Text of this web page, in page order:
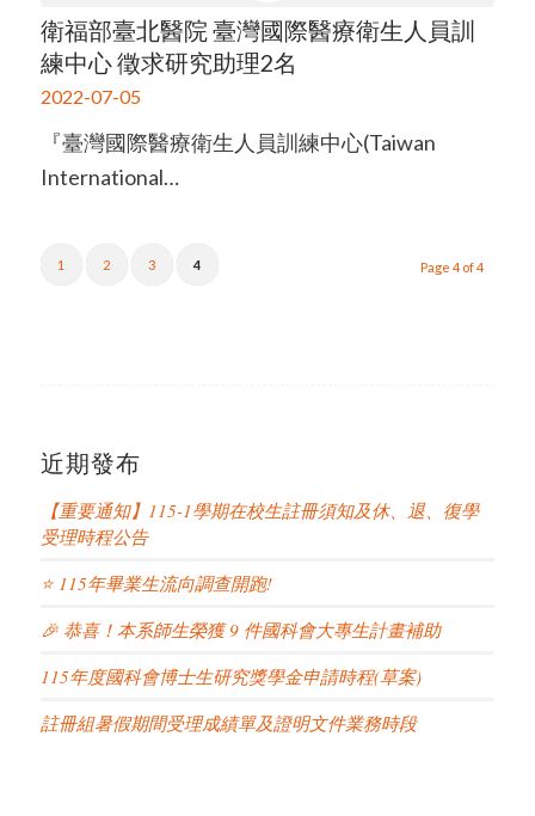
衛福部臺北醫院 臺灣國際醫療衛生人員訓
練中心 徵求研究助理2名
2022-07-05
『臺灣國際醫療衛生人員訓練中心(Taiwan
International…
Page 4 of 4
1 2 3 4
近期發布
【重要通知】115-1學期在校生註冊須知及休、退、復學
受理時程公告
⭐ 115年畢業生流向調查開跑!
🎉 恭喜！本系師生榮獲 9 件國科會大專生計畫補助
115年度國科會博士生研究獎學金申請時程(草案)
註冊組暑假期間受理成績單及證明文件業務時段